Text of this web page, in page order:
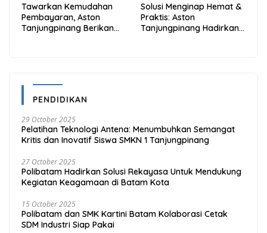
Tawarkan Kemudahan
Pembayaran, Aston
Tanjungpinang Berikan
Solusi Menginap Hemat &
Praktis: Aston
Tanjungpinang Hadirkan
PENDIDIKAN
29 October 2025
Pelatihan Teknologi Antena: Menumbuhkan Semangat
Kritis dan Inovatif Siswa SMKN 1 Tanjungpinang
27 October 2025
Polibatam Hadirkan Solusi Rekayasa Untuk Mendukung
Kegiatan Keagamaan di Batam Kota
15 October 2025
Polibatam dan SMK Kartini Batam Kolaborasi Cetak
SDM Industri Siap Pakai